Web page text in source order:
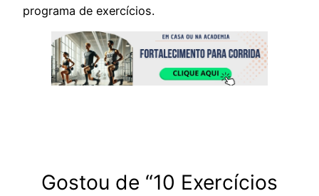
programa de exercícios.
Gostou de “10 Exercícios